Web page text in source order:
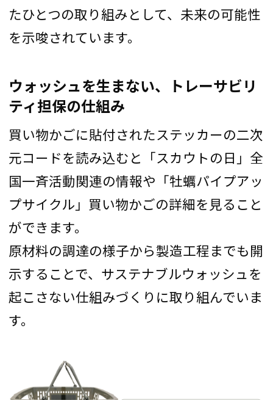
たひとつの取り組みとして、未来の可能性
を示唆されています。
ウォッシュを生まない、トレーサビリ
ティ担保の仕組み
買い物かごに貼付されたステッカーの二次
元コードを読み込むと「スカウトの日」全
国一斉活動関連の情報や「牡蠣パイプアッ
プサイクル」買い物かごの詳細を見ること
ができます。
原材料の調達の様子から製造工程までも開
示することで、サステナブルウォッシュを
起こさない仕組みづくりに取り組んでいま
す。